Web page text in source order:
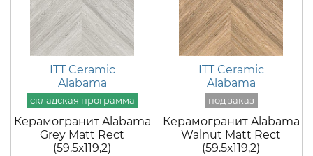
ITT Ceramic
Alabama
Керамогранит Alabama
Grey Matt Rect
(59.5х119,2)
ITT Ceramic
Alabama
Керамогранит Alabama
Walnut Matt Rect
(59.5х119,2)